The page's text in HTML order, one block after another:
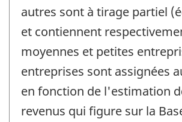
autres sont à tirage partiel
et contiennent
moyennes et petites
entreprises sont assignées
en fonction de l'estimation
revenus qui figure sur la